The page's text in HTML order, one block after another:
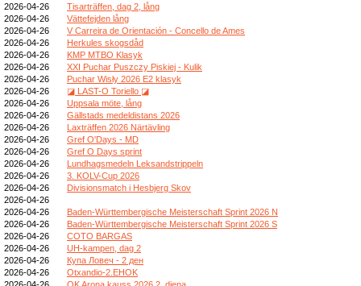
2026-04-26
Tisarträffen, dag 2, lång
2026-04-26
Vättefejden lång
2026-04-26
V Carreira de Orientación - Concello de Ames
2026-04-26
Herkules skogsdåd
2026-04-26
KMP MTBO Klasyk
2026-04-26
XXI Puchar Puszczy Piskiej - Kulik
2026-04-26
Puchar Wisły 2026 E2 klasyk
2026-04-26
◪ LAST-O Toriello ◪
2026-04-26
Uppsala möte, lång
2026-04-26
Gällstads medeldistans 2026
2026-04-26
Laxträffen 2026 Närtävling
2026-04-26
Gref O'Days - MD
2026-04-26
Gref O Days sprint
2026-04-26
Lundhagsmedeln Leksandstrippeln
2026-04-26
3. KOLV-Cup 2026
2026-04-26
Divisionsmatch i Hesbjerg Skov
2026-04-26
2026-04-26
Baden-Württembergische Meisterschaft Sprint 2026 N
2026-04-26
Baden-Württembergische Meisterschaft Sprint 2026 S
2026-04-26
COTO BARGAS
2026-04-26
UH-kampen, dag 2
2026-04-26
Купа Ловеч - 2 ден
2026-04-26
Otxandio-2.EHOK